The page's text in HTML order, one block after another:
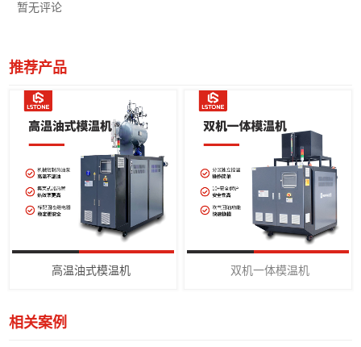
暂无评论
推荐产品
高温油式模温机 双机一体模温机
相关案例